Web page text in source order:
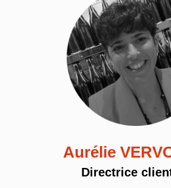
Aurélie
Directrice